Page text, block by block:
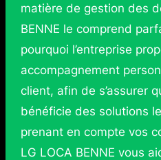
matière de gestion des
BENNE le comprend
pourquoi l’entreprise
accompagnement
client, afin de s’assurer
bénéficie des solutions
prenant en compte vos
LG LOCA BENNE vous